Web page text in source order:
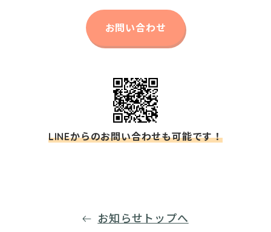
お問い合わせ
LINEからのお問い合わせも可能です！
お知らせトップへ